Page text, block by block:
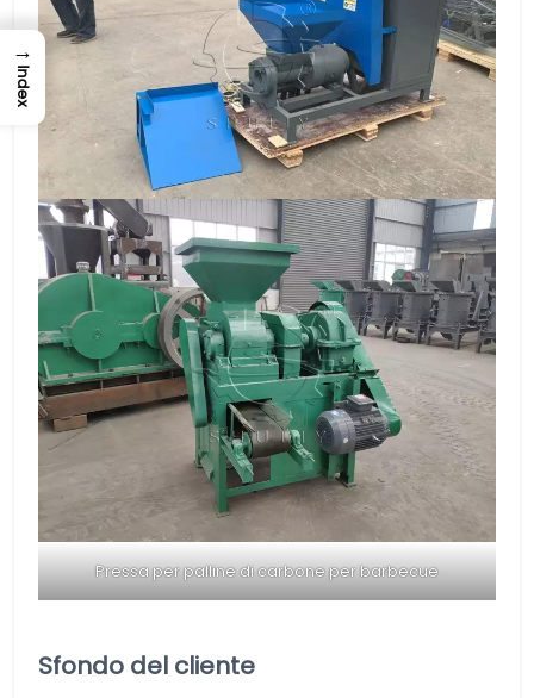
Pressa per palline di carbone per barbecue
Sfondo del cliente
→
Index